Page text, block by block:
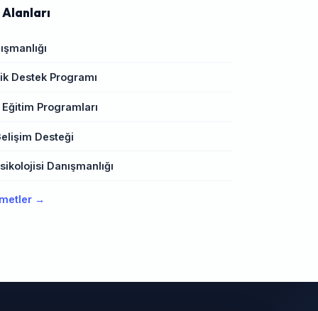
Destek Programı
Programları
Desteği
Danışmanlığı
→